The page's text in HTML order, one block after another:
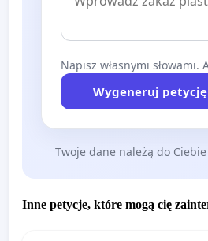
Napisz własnymi
Wygeneruj petycję
Twoje dane należą do Ciebie
Inne petycje, które mogą cię